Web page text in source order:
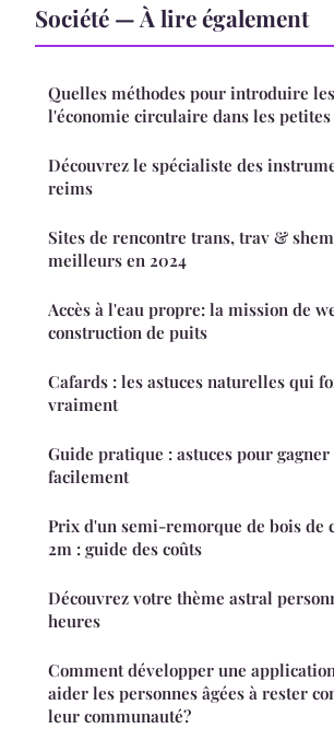
Société — À lire également
Quelles méthodes pour introduire
l'économie circulaire dans les
Découvrez le spécialiste des
reims
Sites de rencontre trans, trav &
meilleurs en 2024
Accès à l'eau propre: la mission de
construction de puits
Cafards : les astuces naturelles qui
vraiment
Guide pratique : astuces pour
facilement
Prix d'un semi-remorque de bois de
2m : guide des coûts
Découvrez votre thème astral
heures
Comment développer une
aider les personnes âgées à rester
leur communauté?